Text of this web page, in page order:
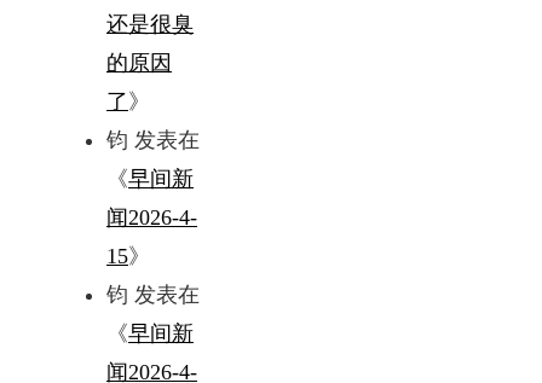
还是很臭
的原因
了 》
钧 发表在
《早间新
闻2026-4-
15》
钧 发表在
《早间新
闻2026-4-